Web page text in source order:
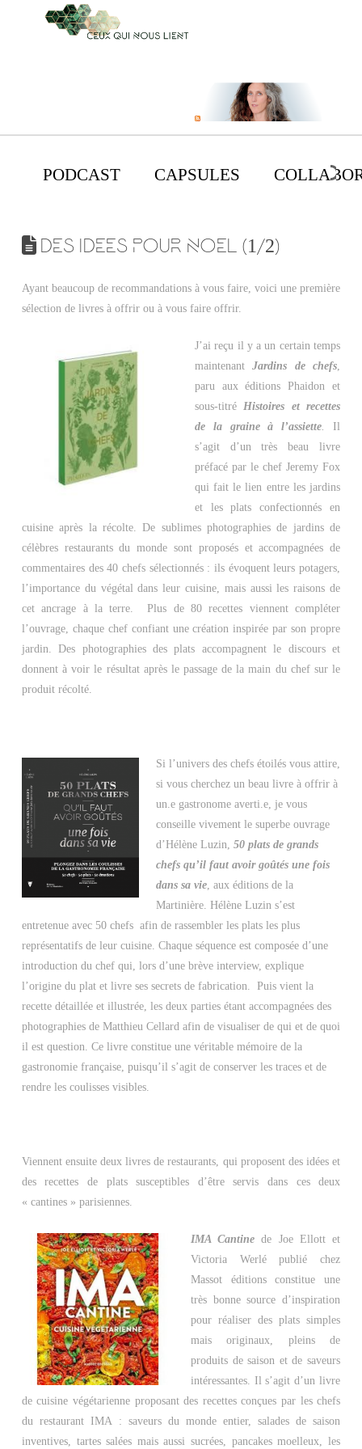
PODCAST CAPSULES
DES IDEES POUR NOEL (1/2)
Ayant beaucoup de recommandations à vous faire, voici une première
sélection de livres à offrir ou à vous faire offrir.
J’ai reçu il y a un certain temps
maintenantJardins de chefs,
paru aux éditions Phaidon et
sous-titréHistoires et recettes
de la graine à l’assiette. Il
s’agit d’un très beau livre
préfacé par le chef Jeremy Fox
qui fait le lien entre les jardins
et les plats confectionnés en
cuisine après la récolte. De sublimes photographies de jardins de
célèbres restaurants du monde sont proposés et accompagnées de
commentaires des 40 chefs sélectionnés : ils évoquent leurs potagers,
l’importance du végétal dans leur cuisine, mais aussi les raisons de
cet ancrage à la terre. Plus de 80 recettes viennent compléter
l’ouvrage, chaque chef confiant une création inspirée par son propre
jardin. Des photographies des plats accompagnent le discours et
donnent à voir le résultat après le passage de la main du chef sur le
produit récolté.
Si l’univers des chefs étoilés vous attire,
si vous cherchez un beau livre à offrir à
un.e gastronome averti.e, je vous
conseille vivement le superbe ouvrage
d’Hélène Luzin, 50 plats de grands
chefs qu’il faut avoir goûtés une fois
dans sa vie, aux éditions de la
Martinière. Hélène Luzin s’est
entretenue avec 50 chefs afin de rassembler les plats les plus
représentatifs de leur cuisine. Chaque séquence est composée d’une
introduction du chef qui, lors d’une brève interview, explique
l’origine du plat et livre ses secrets de fabrication. Puis vient la
recette détaillée et illustrée, les deux parties étant accompagnées des
photographies de Matthieu Cellard afin de visualiser de qui et de quoi
il est question. Ce livre constitue une véritable mémoire de la
gastronomie française, puisqu’il s’agit de conserver les traces et de
rendre les coulisses visibles.
Viennent ensuite deux livres de restaurants, qui proposent des idées et
des recettes de plats susceptibles d’être servis dans ces deux
« cantines » parisiennes.
IMA Cantinede Joe Ellott et
Victoria Werlé publié chez
Massot éditions constitue une
très bonne source d’inspiration
pour réaliser des plats simples
mais originaux, pleins de
produits de saison et de saveurs
intéressantes. Il s’agit d’un livre
de cuisine végétarienne proposant des recettes conçues par les chefs
du restaurant IMA : saveurs du monde entier, salades de saison
inventives, tartes salées mais aussi sucrées, pancakes moelleux, les